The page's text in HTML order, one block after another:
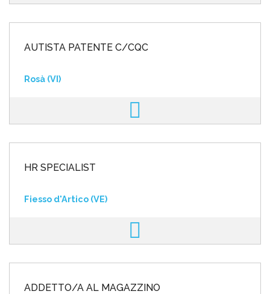
AUTISTA PATENTE C/CQC
Rosà (VI)
HR SPECIALIST
Fiesso d'Artico (VE)
ADDETTO/A AL MAGAZZINO